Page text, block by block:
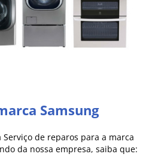
Samsung
de reparos para a marca
da nossa empresa, saiba que: